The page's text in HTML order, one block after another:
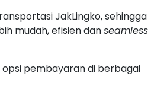
JakLingko, sehingga
mudah, efisien danseamless
opsi pembayaran di berbagai